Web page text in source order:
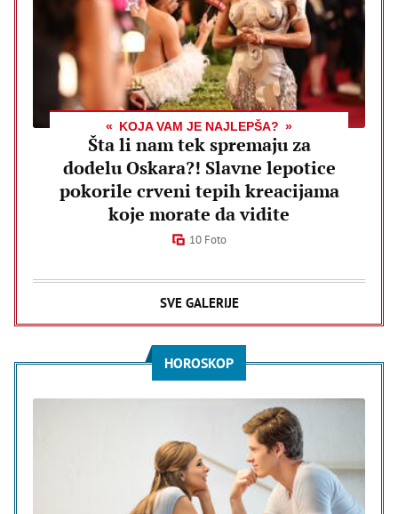
KOJA VAM JE NAJLEPŠA?
Šta li nam tek spremaju za
dodelu Oskara?! Slavne lepotice
pokorile crveni tepih kreacijama
koje morate da vidite
10 Foto
SVE GALERIJE
HOROSKOP